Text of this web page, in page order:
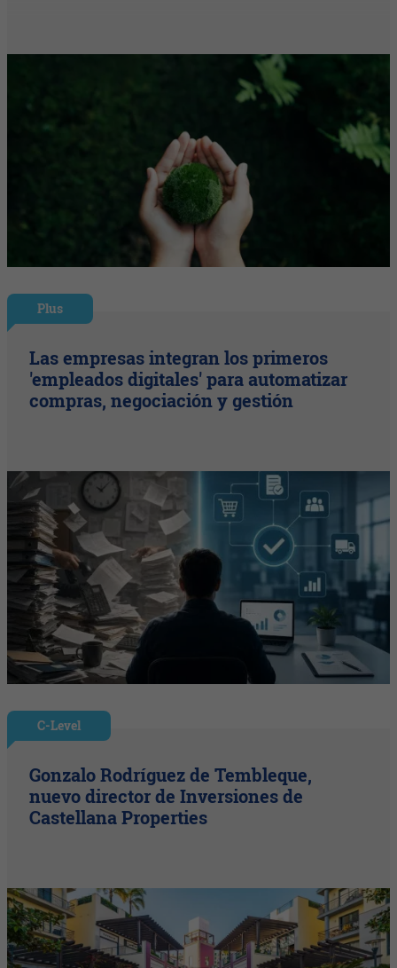
Plus
Las empresas integran los primeros
'empleados digitales' para automatizar
compras, negociación y gestión
C-Level
Gonzalo Rodríguez de Tembleque,
nuevo director de Inversiones de
Castellana Properties